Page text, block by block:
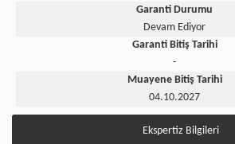
Garanti Durumu
Devam Ediyor
Garanti Bitiş Tarihi
-
Muayene Bitiş Tarihi
04.10.2027
Ekspertiz Bilgileri